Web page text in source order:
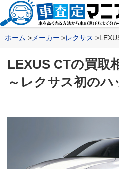
ホーム メーカー レクサス
LEXUS CTの買取
～レクサス初のハ